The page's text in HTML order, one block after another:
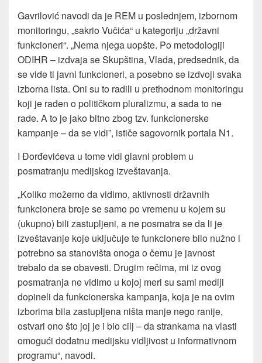
Gavrilović navodi da je REM u poslednjem, izbornom
monitoringu, „sakrio Vučića“ u kategoriju „državni
funkcioneri“. „Nema njega uopšte. Po metodologiji
ODIHR – izdvaja se Skupština, Vlada, predsednik, da
se vide ti javni funkcioneri, a posebno se izdvoji svaka
izborna lista. Oni su to radili u prethodnom monitoringu
koji je rađen o političkom pluralizmu, a sada to ne
rade. A to je jako bitno zbog tzv. funkcionerske
kampanje – da se vidi”, ističe sagovornik portala N1.
I Đorđevićeva u tome vidi glavni problem u
posmatranju medijskog izveštavanja.
„Koliko možemo da vidimo, aktivnosti državnih
funkcionera broje se samo po vremenu u kojem su
(ukupno) bili zastupljeni, a ne posmatra se da li je
izveštavanje koje uključuje te funkcionere bilo nužno i
potrebno sa stanovišta onoga o čemu je javnost
trebalo da se obavesti. Drugim rečima, mi iz ovog
posmatranja ne vidimo u kojoj meri su sami mediji
dopineli da funkcionerska kampanja, koja je na ovim
izborima bila zastupljena ništa manje nego ranije,
ostvari ono što joj je i bio cilj – da strankama na vlasti
omogući dodatnu medijsku vidljivost u informativnom
programu“, navodi.